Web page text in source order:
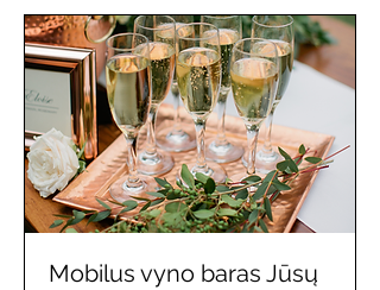
Mobilus vyno baras Jūsų